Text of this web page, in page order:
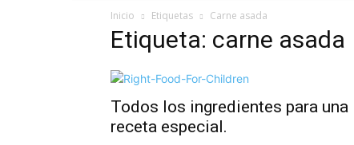
Inicio Etiquetas Carne asada
Etiqueta: carne asada
Todos los ingredientes para una
receta especial.